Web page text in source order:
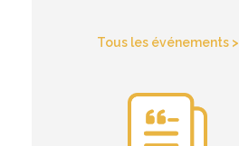
Tous les événements >